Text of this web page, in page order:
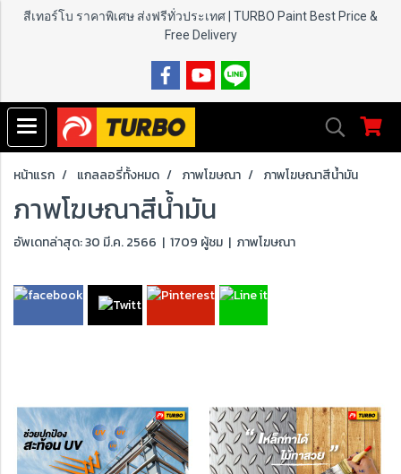
สีเทอร์โบ ราคาพิเศษ ส่งฟรีทั่วประเทศ | TURBO Paint Best Price &
Free Delivery
หน้าแรก แกลลอรี่ทั้งหมด ภาพโฆษณา ภาพโฆษณาสีน้ำมัน
ภาพโฆษณาสีน้ำมัน
อัพเดทล่าสุด: 30 มี.ค. 2566 | 1709 ผู้ชม | ภาพโฆษณา